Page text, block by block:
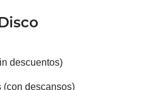
descuentos)
(con descansos)